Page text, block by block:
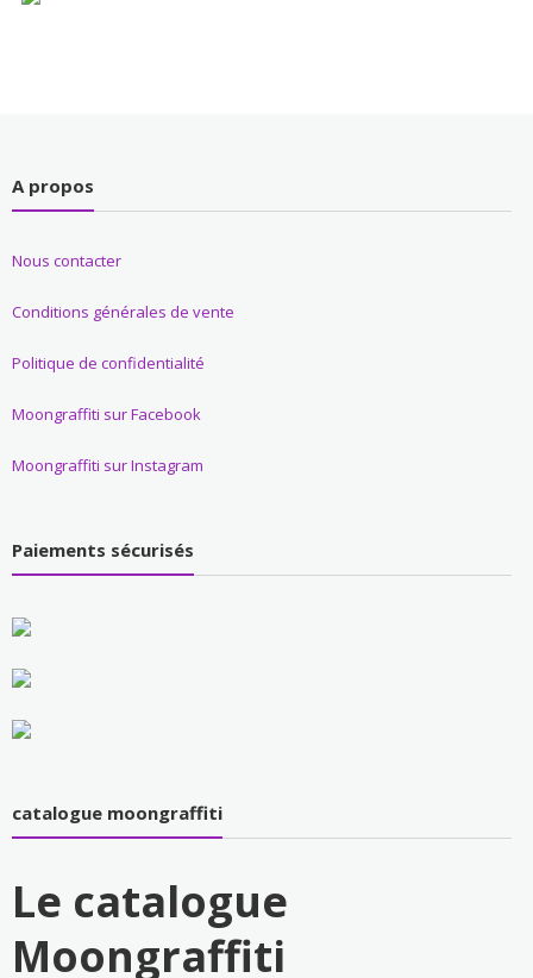
A propos
Nous contacter
Conditions générales de vente
Politique de confidentialité
Moongraffiti sur Facebook
Moongraffiti sur Instagram
Paiements sécurisés
catalogue moongraffiti
Le catalogue
Moongraffiti